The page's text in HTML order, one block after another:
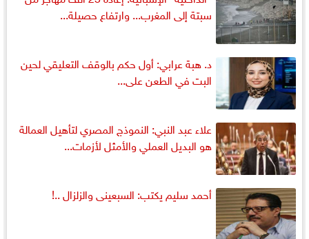
سبتة إلى المغرب... وارتفاع حصيلة...
د. هبة عرابي: أول حكم بالوقف التعليقي لحين
البت في الطعن على...
علاء عبد النبي: النموذج المصري لتأهيل العمالة
هو البديل العملي والأمثل لأزمات...
أحمد سليم يكتب: السبعينى والزلزال ..!